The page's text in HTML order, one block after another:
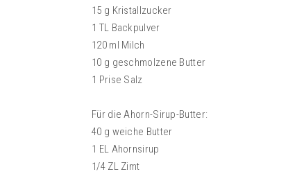
15 g Kristallzucker
1 TL Backpulver
120 ml Milch
10 g geschmolzene Butter
1 Prise Salz
Für die Ahorn-Sirup-Butter:
40 g weiche Butter
1 EL Ahornsirup
1/4 ZL Zimt